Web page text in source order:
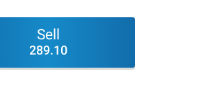
Sell
289.10